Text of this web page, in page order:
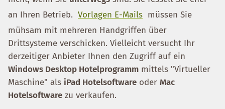
an Ihren Betrieb. Vorlagen E-Mails müssen Sie
mühsam mit mehreren Handgriffen über
Drittsysteme verschicken. Vielleicht versucht Ihr
derzeitiger Anbieter Ihnen den Zugriff auf ein
Windows Desktop Hotelprogramm mittels "Virtueller
Maschine" als iPad Hotelsoftware oder Mac
Hotelsoftware zu verkaufen.